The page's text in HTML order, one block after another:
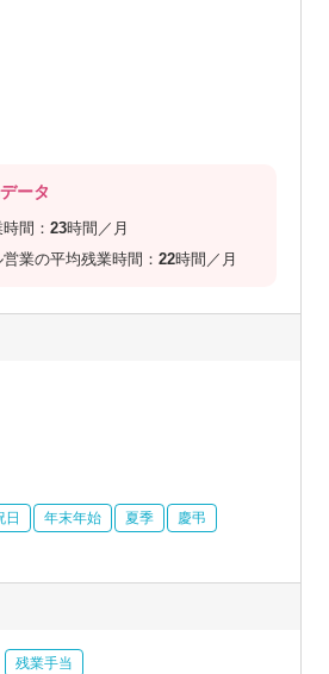
ータ
時間：23時間／月
業の平均残業時間：22時間／月
日 年末年始 夏季 慶弔
残業手当